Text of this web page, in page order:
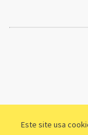
Este site usa